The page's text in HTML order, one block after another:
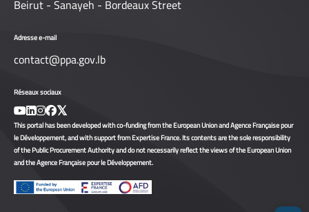
Beirut - Sanayeh - Bordeaux Street
Adresse e-mail
contact@ppa.gov.lb
Réseaux sociaux
This portal has been developed with co-funding from the European Union and Agence Française pour
le Développement, and with support from Expertise France. Its contents are the sole responsibility
of the Public Procurement Authority and do not necessarily reflect the views of the European Union
and the Agence Française pour le Développement.